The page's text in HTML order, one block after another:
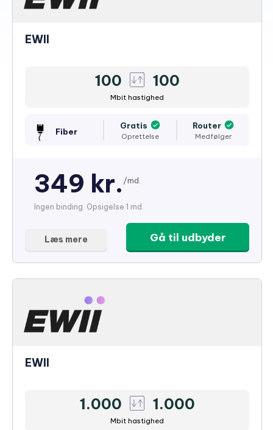
EWII
100 100
Mbit hastighed
Fiber
Gratis
Oprettelse
Router
Medfølger
349 kr. /md.
Ingen binding. Opsigelse 1 md.
Gå til udbyder
Læs mere
EWII
1.000 1.000
Mbit hastighed